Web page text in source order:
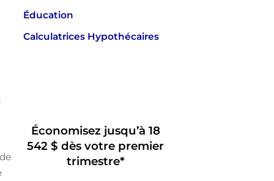
de
Éducation
Calculatrices Hypothécaires
Économisez jusqu’à 18
542 $ dès votre premier
trimestre*